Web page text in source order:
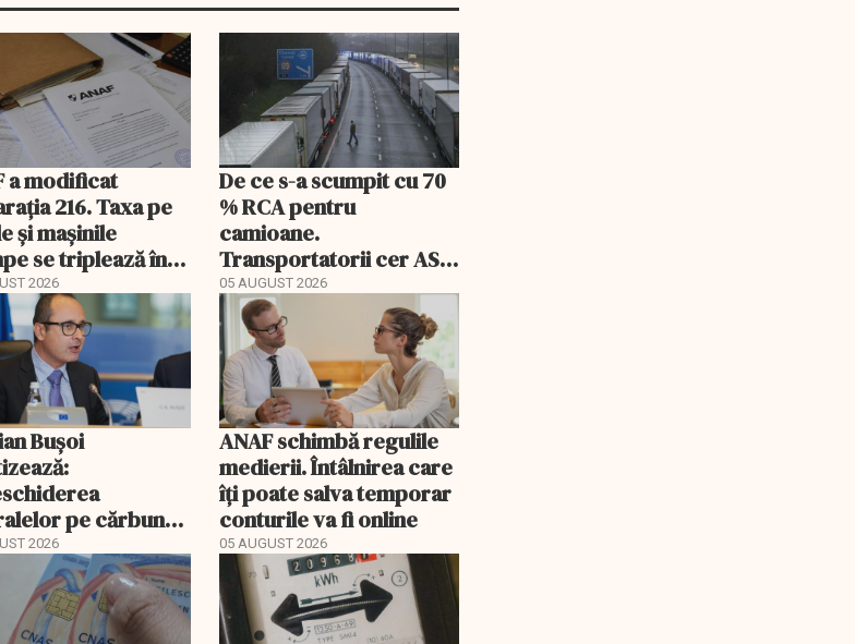
a modificat
216. Taxa pe
și mașinile
se triplează în
2026
De ce s-a scumpit cu 70
% RCA pentru
camioane.
Transportatorii cer ASF
să publice tarifele
05 AUGUST 2026
Bușoi
pe cărbune
costa România
un miliard de euro
2026
ANAF schimbă regulile
medierii. Întâlnirea care
îți poate salva temporar
conturile va fi online
05 AUGUST 2026